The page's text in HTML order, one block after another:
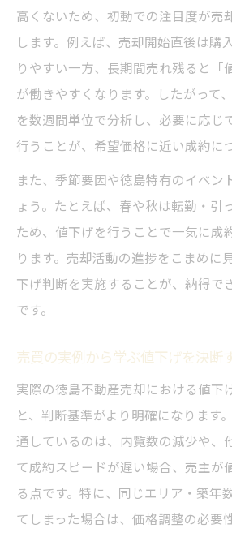
高くないため、初動での注目度が売
します。例えば、売却開始直後は購
りやすい一方、長期間売れ残ると「
が働きやすくなります。したがって
を数週間単位で分析し、必要に応じ
行うことが、希望価格に近い成約に
また、季節要因や徳島特有のイベン
ょう。たとえば、春や秋は転勤・引
ため、値下げを行うことで一気に成
ります。売却活動の進捗をこまめに
下げ判断を実施することが、納得で
です。
売買の実例から学ぶ値下げを決断
実際の徳島不動産売却における値下
と、判断基準がより明確になります
通しているのは、内覧数の減少や、
て成約スピードが遅い場合、売主が
る点です。特に、同じエリア・築年
てしまった場合は、価格調整の必要